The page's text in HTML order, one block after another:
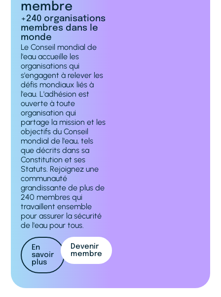
membre
+240 organisations
membres dans le
monde
Le Conseil mondial de
l'eau accueille les
organisations qui
s'engagent à relever les
défis mondiaux liés à
l'eau. L'adhésion est
ouverte à toute
organisation qui
partage la mission et les
objectifs du Conseil
mondial de l'eau, tels
que décrits dans sa
Constitution et ses
Statuts. Rejoignez une
communauté
grandissante de plus de
240 membres qui
travaillent ensemble
pour assurer la sécurité
de l'eau pour tous.
En
savoir
plus
Devenir
membre